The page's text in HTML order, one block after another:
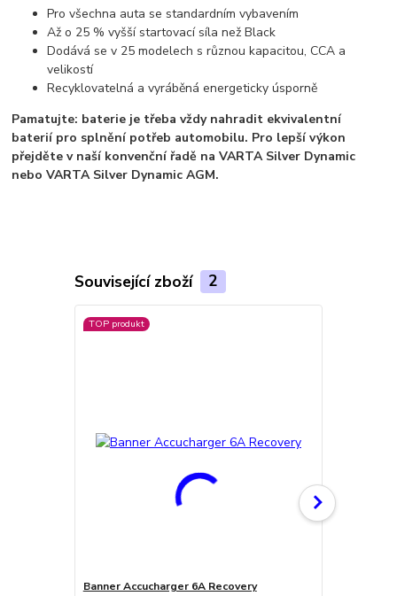
Pro všechna auta se standardním vybavením
Až o 25 % vyšší startovací síla než Black
Dodává se v 25 modelech s různou kapacitou, CCA a
velikostí
Recyklovatelná a vyráběná energeticky úsporně
Pamatujte: baterie je třeba vždy nahradit ekvivalentní
baterií pro splnění potřeb automobilu. Pro lepší výkon
přejděte v naší konvenční řadě na VARTA Silver Dynamic
nebo VARTA Silver Dynamic AGM.
Související zboží 2
TOP produkt
Banner Accucharger 6A Recovery